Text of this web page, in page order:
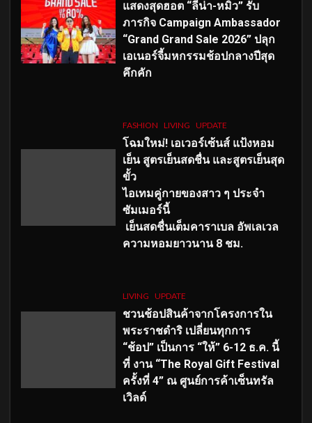
แสดงสุดฮอต “ลีน่า-หมิว” รับ
ภารกิจ Campaign Ambassador
“Grand Grand Sale 2026” ปลุก
เอเนอร์จี้มหกรรมช้อปกลางปีสุด
คึกคัก
FASHION LIVING UPDATE
โฉมใหม่! เอเวอร์เซ้นส์ แป้งหอม
เย็น สูตรเย็นสดชื่น และสูตรเย็นสุด
ขั้ว
ไอเทมคู่กายของสาว ๆ ประจำ
ซัมเมอร์นี้
เย็นสดชื่นเต็มคาราเบล อัพเลเวล
ความหอมยาวนาน 8 ชม.
LIVING UPDATE
ชวนช้อปสินค้าจากโครงการใน
พระราชดำริ เปลี่ยนทุกการ
“ช้อป” เป็นการ “ให้” 6-12 ธ.ค. นี้
ที่ งาน “The Royal Gift Festival
ครั้งที่ 4” ณ ศูนย์การค้าเซ็นทรัล
เวิลด์